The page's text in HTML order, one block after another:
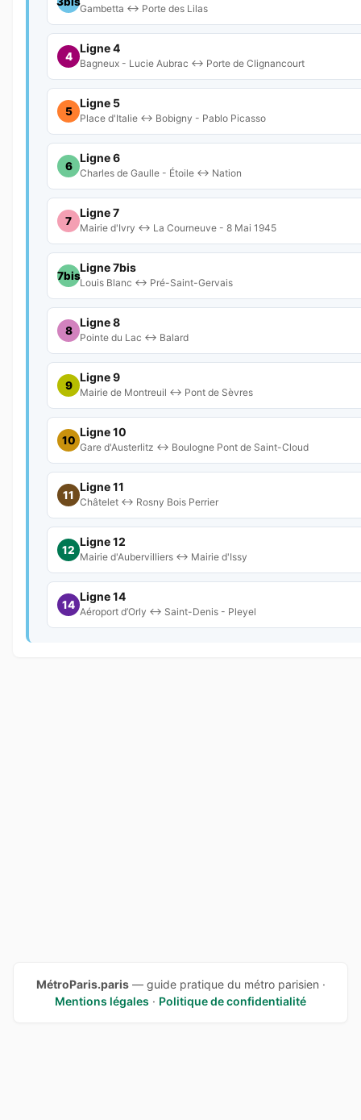
Gambetta ↔ Porte des Lilas
4
Ligne 4
Bagneux - Lucie Aubrac ↔ Porte de Clignancourt
5
Ligne 5
Place d'Italie ↔ Bobigny - Pablo Picasso
6
Ligne 6
Charles de Gaulle - Étoile ↔ Nation
7
Ligne 7
Mairie d'Ivry ↔ La Courneuve - 8 Mai 1945
7bis
Ligne 7bis
Louis Blanc ↔ Pré-Saint-Gervais
8
Ligne 8
Pointe du Lac ↔ Balard
9
Ligne 9
Mairie de Montreuil ↔ Pont de Sèvres
10
Ligne 10
Gare d'Austerlitz ↔ Boulogne Pont de Saint-Cloud
11
Ligne 11
Châtelet ↔ Rosny Bois Perrier
12
Ligne 12
Mairie d'Aubervilliers ↔ Mairie d'Issy
14
Ligne 14
Aéroport d’Orly ↔ Saint-Denis - Pleyel
MétroParis.paris— guide pratique du métro parisien ·
Mentions légales · Politique de confidentialité